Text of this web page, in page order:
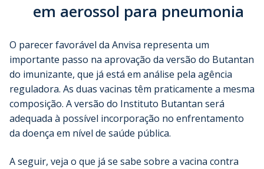
em aerossol para pneumonia
O parecer favorável da Anvisa representa um
importante passo na aprovação da versão do Butantan
do imunizante, que já está em análise pela agência
reguladora. As duas vacinas têm praticamente a mesma
composição. A versão do Instituto Butantan será
adequada à possível incorporação no enfrentamento
da doença em nível de saúde pública.
A seguir, veja o que já se sabe sobre a vacina contra